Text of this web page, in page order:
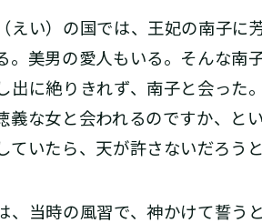
い）の国では、王妃の南子に
。美男の愛人もいる。そんな
出に絶りきれず、南子と会っ
義な女と会われるのですか、と
いたら、天が許さないだろうと
当時の風習で、神かけて誓う